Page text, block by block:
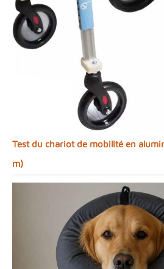
Test du chariot de mobilité en
m)